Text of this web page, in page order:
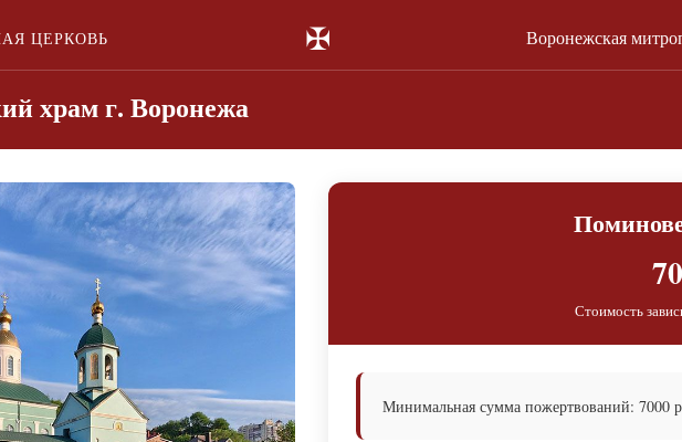
ЦЕРКОВЬ ✠ Воронежская
храм г. Воронежа
Стоимость
Минимальная сумма пожертвований: 7000